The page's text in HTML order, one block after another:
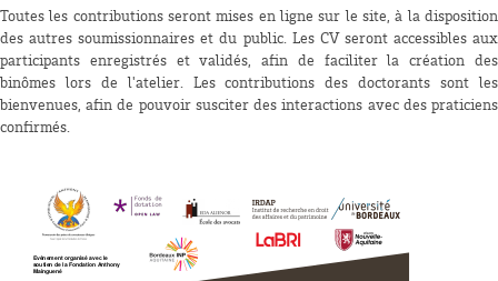
Toutes les contributions seront mises en ligne sur le site, à la disposition
des autres soumissionnaires et du public. Les CV seront accessibles aux
participants enregistrés et validés, afin de faciliter la création des
binômes lors de l'atelier. Les contributions des doctorants sont les
bienvenues, afin de pouvoir susciter des interactions avec des praticiens
confirmés.